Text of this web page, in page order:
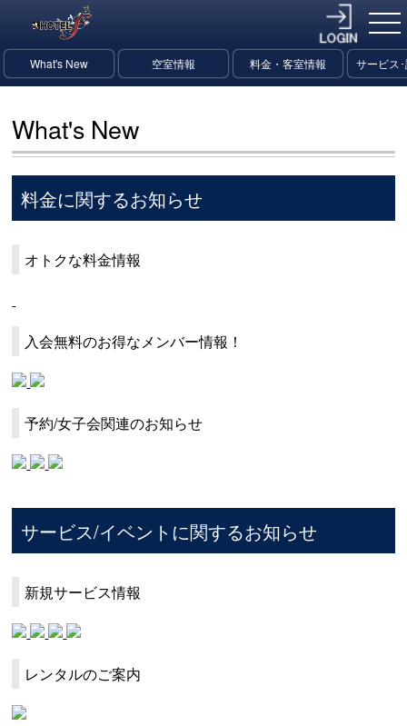
What's New 空室情報 料金・客室情報 サービス
What's New
料金に関するお知らせ
オトクな料金情報
入会無料のお得なメンバー情報！
予約/女子会関連のお知らせ
サービス/イベントに関するお知らせ
新規サービス情報
レンタルのご案内